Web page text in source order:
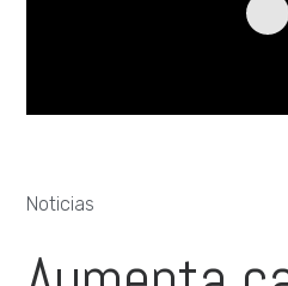
Noticias